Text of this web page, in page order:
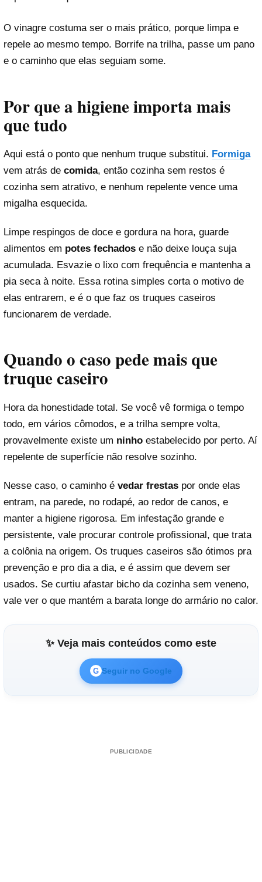
O vinagre costuma ser o mais prático, porque limpa e
repele ao mesmo tempo. Borrife na trilha, passe um pano
e o caminho que elas seguiam some.
Por que a higiene importa mais
que tudo
Aqui está o ponto que nenhum truque substitui. Formiga
vem atrás de comida, então cozinha sem restos é
cozinha sem atrativo, e nenhum repelente vence uma
migalha esquecida.
Limpe respingos de doce e gordura na hora, guarde
alimentos em potes fechados e não deixe louça suja
acumulada. Esvazie o lixo com frequência e mantenha a
pia seca à noite. Essa rotina simples corta o motivo de
elas entrarem, e é o que faz os truques caseiros
funcionarem de verdade.
Quando o caso pede mais que
truque caseiro
Hora da honestidade total. Se você vê formiga o tempo
todo, em vários cômodos, e a trilha sempre volta,
provavelmente existe um ninho estabelecido por perto. Aí
repelente de superfície não resolve sozinho.
Nesse caso, o caminho é vedar frestas por onde elas
entram, na parede, no rodapé, ao redor de canos, e
manter a higiene rigorosa. Em infestação grande e
persistente, vale procurar controle profissional, que trata
a colônia na origem. Os truques caseiros são ótimos pra
prevenção e pro dia a dia, e é assim que devem ser
usados. Se curtiu afastar bicho da cozinha sem veneno,
vale ver o que mantém a barata longe do armário no calor.
✨ Veja mais conteúdos como este
G Seguir no Google
PUBLICIDADE